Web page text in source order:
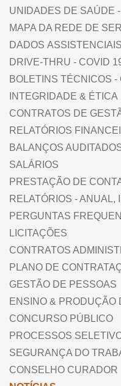
UNIDADES DE SAÚDE
MAPA DA REDE DE
DADOS ASSISTENCIAIS
DRIVE-THRU - COVID
BOLETINS TÉCNICOS -
INTEGRIDADE & ÉTICA
CONTRATOS DE
RELATÓRIOS
BALANÇOS
SALÁRIOS
PRESTAÇÃO DE
RELATÓRIOS - ANUAL,
PERGUNTAS
LICITAÇÕES
CONTRATOS
PLANO DE
GESTÃO DE PESSOAS
ENSINO & PRODUÇÃO
CONCURSO PÚBLICO
PROCESSOS
SEGURANÇA DO
CONSELHO CURADOR